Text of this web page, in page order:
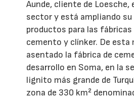
Aunde, cliente de Loesche,
sector y está ampliando su
productos para las fábricas
cemento y clínker. De esta
asentado la fábrica de
desarrollo en Soma, en la
lignito más grande de
zona de 330 km²